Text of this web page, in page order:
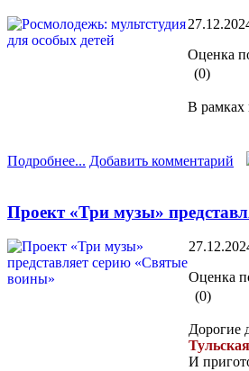
Оценка
(0)
В рамках
Подробнее... Добавить комментарий
Проект «Три музы»
Оценка
(0)
Дорогие
И